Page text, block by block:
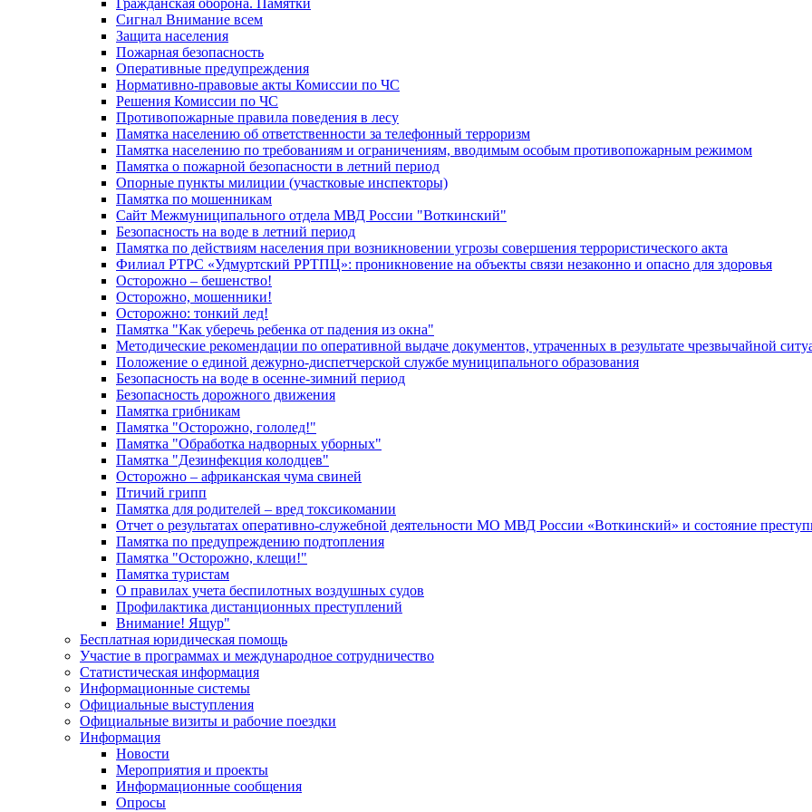
Гражданская оборона. Памятки
Сигнал Внимание всем
Защита населения
Пожарная безопасность
Оперативные предупреждения
Нормативно-правовые акты Комиссии по ЧС
Решения Комиссии по ЧС
Противопожарные правила поведения в лесу
Памятка населению об ответственности за телефонный терроризм
Памятка населению по требованиям и ограничениям, вводимым особым противопожарным режимом
Памятка о пожарной безопасности в летний период
Опорные пункты милиции (участковые инспекторы)
Памятка по мошенникам
Сайт Межмуниципального отдела МВД России "Воткинский"
Безопасность на воде в летний период
Памятка по действиям населения при возникновении угрозы совершения террористического акта
Филиал РТРС «Удмуртский РРТПЦ»: проникновение на объекты связи незаконно и опасно для здоровья
Осторожно – бешенство!
Осторожно, мошенники!
Осторожно: тонкий лед!
Памятка "Как уберечь ребенка от падения из окна"
Методические рекомендации по оперативной выдаче документов, утраченных в результате чрезвычайной
Положение о единой дежурно-диспетчерской службе муниципального образования
Безопасность на воде в осенне-зимний период
Безопасность дорожного движения
Памятка грибникам
Памятка "Осторожно, гололед!"
Памятка "Обработка надворных уборных"
Памятка "Дезинфекция колодцев"
Осторожно – африканская чума свиней
Птичий грипп
Памятка для родителей – вред токсикомании
Отчет о результатах оперативно-служебной деятельности МО МВД России «Воткинский» и состояние
Памятка по предупреждению подтопления
Памятка "Осторожно, клещи!"
Памятка туристам
О правилах учета беспилотных воздушных судов
Профилактика дистанционных преступлений
Внимание! Ящур"
Бесплатная юридическая помощь
Участие в программах и международное сотрудничество
Статистическая информация
Информационные системы
Официальные выступления
Официальные визиты и рабочие поездки
Информация
Новости
Мероприятия и проекты
Информационные сообщения
Опросы